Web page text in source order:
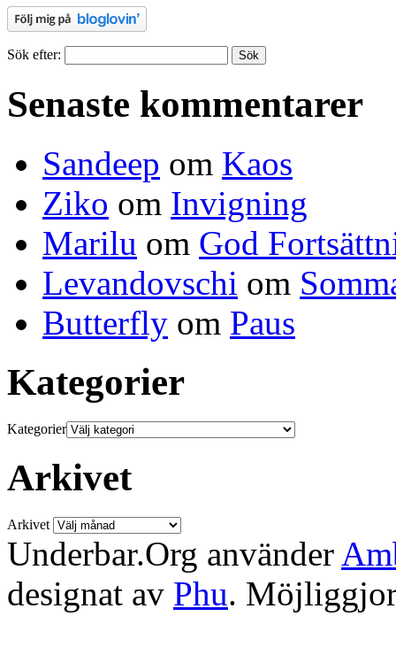
Sök efter:
Senaste kommentarer
Sandeep om Kaos
Ziko om Invigning
Marilu om God
Levandovschi om
Butterfly om Paus
Kategorier
Kategorier
Arkivet
Arkivet
Underbar.Org använder
designat av Phu.